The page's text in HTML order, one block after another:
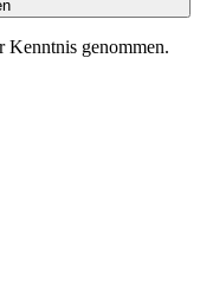
Kenntnis genommen.